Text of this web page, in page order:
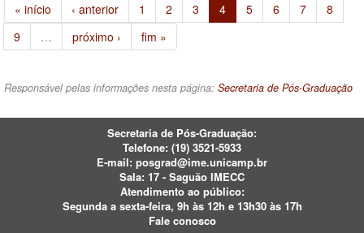
« início ‹ anterior 1 2 3 4 5 6 7
8
9
… próximo › fim »
Responsável pelas informações nesta página: Secretaria de Pós-Graduação
Secretaria de Pós-Graduação:
Telefone: (19) 3521-5933
E-mail: posgrad@ime.unicamp.br
Sala: 17 - Saguão IMECC
Atendimento ao público:
Segunda a sexta-feira, 9h às 12h e 13h30 às 17h
Fale conosco